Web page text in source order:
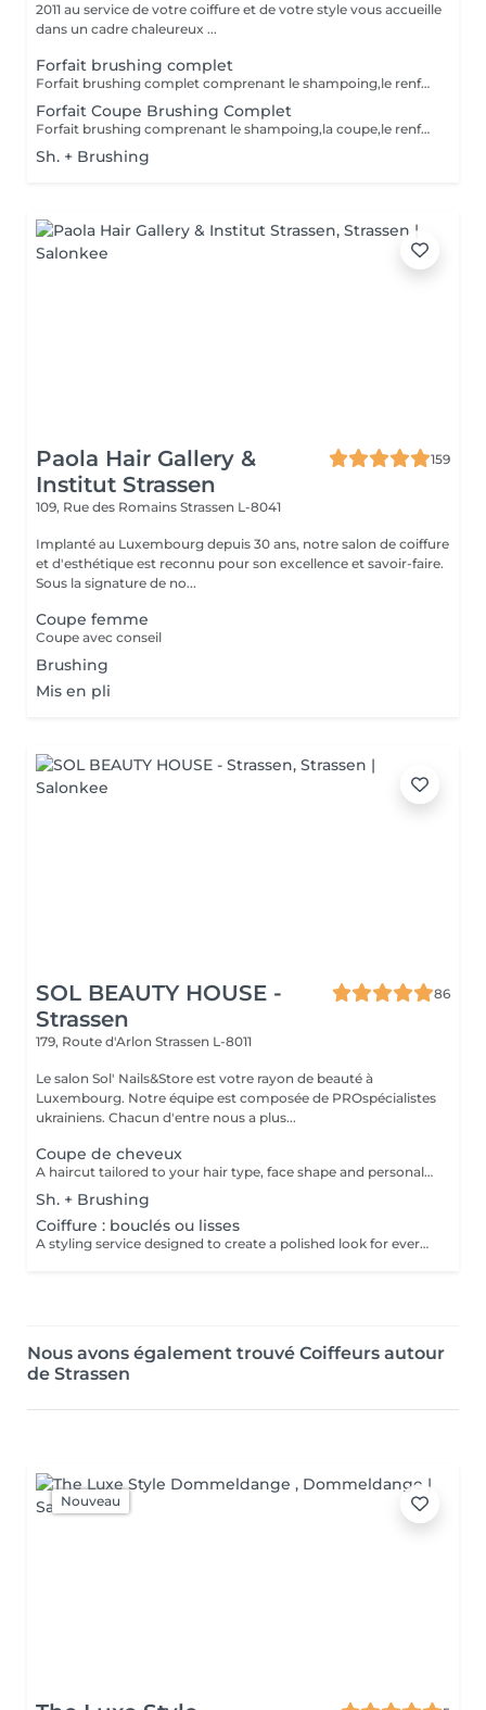
2011 au service de votre coiffure et de votre style vous accueille
dans un cadre chaleureux ...
Forfait brushing complet
Forfait brushing complet comprenant le shampoing,le renforçateur/protecteur,le brushin et le finish(hors soins)
Forfait Coupe Brushing Complet
Forfait brushing comprenant le shampoing,la coupe,le renforçateur/protecteur,le brushing et le finish(hors soins)
Sh. + Brushing
Paola Hair Gallery &
Institut Strassen
159
109, Rue des Romains Strassen L-8041
Implanté au Luxembourg depuis 30 ans, notre salon de coiffure
et d'esthétique est reconnu pour son excellence et savoir-faire.
Sous la signature de no...
Coupe femme
Coupe avec conseil
Brushing
Mis en pli
SOL BEAUTY HOUSE -
Strassen
86
179, Route d'Arlon Strassen L-8011
Le salon Sol' Nails&Store est votre rayon de beauté à
Luxembourg. Notre équipe est composée de PROspécialistes
ukrainiens. Chacun d'entre nous a plus...
Coupe de cheveux
A haircut tailored to your hair type, face shape and personal style. The service includes consultation, cutting and final styling for a clean and flattering result. Result: refreshed hair shape, improved structure and an easy-to-maintain look. Recommended frequency: every 6 to 8 weeks, depending on the haircut and hair growth.
Sh. + Brushing
Coiffure : bouclés ou lisses
A styling service designed to create a polished look for everyday elegance or a special occasion. Depending on the desired result, the hair may be blow-dried, smoothed, waved or styled into a more defined finish. Result: beautifully styled hair with movement, shape and a finished look. Recommended frequency: as needed.
Nous avons également trouvé Coiffeurs autour
de Strassen
Nouveau